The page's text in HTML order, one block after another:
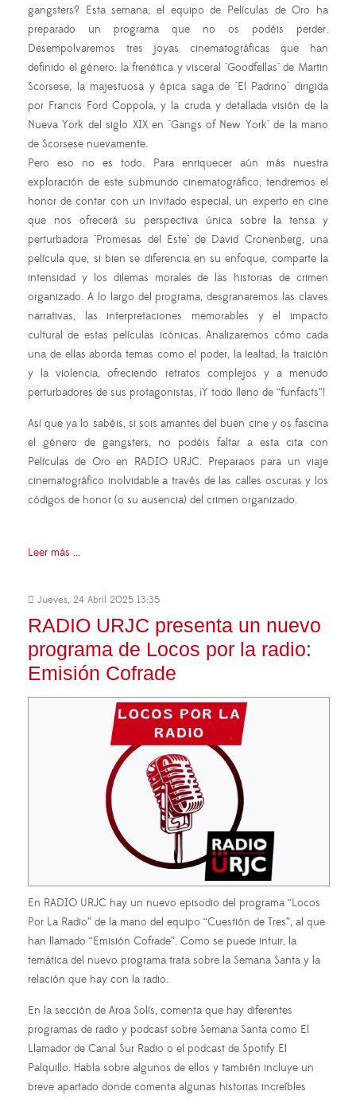
gangsters? Esta semana, el equipo de Películas de Oro ha
preparado un programa que no os podéis perder.
Desempolvaremos tres joyas cinematográficas que han
definido el género: la frenética y visceral "Goodfellas" de Martin
Scorsese, la majestuosa y épica saga de "El Padrino" dirigida
por Francis Ford Coppola, y la cruda y detallada visión de la
Nueva York del siglo XIX en "Gangs of New York" de la mano
de Scorsese nuevamente.
Pero eso no es todo. Para enriquecer aún más nuestra
exploración de este submundo cinematográfico, tendremos el
honor de contar con un invitado especial, un experto en cine
que nos ofrecerá su perspectiva única sobre la tensa y
perturbadora "Promesas del Este" de David Cronenberg, una
película que, si bien se diferencia en su enfoque, comparte la
intensidad y los dilemas morales de las historias de crimen
organizado. A lo largo del programa, desgranaremos las claves
narrativas, las interpretaciones memorables y el impacto
cultural de estas películas icónicas. Analizaremos cómo cada
una de ellas aborda temas como el poder, la lealtad, la traición
y la violencia, ofreciendo retratos complejos y a menudo
perturbadores de sus protagonistas, ¡Y todo lleno de “funfacts”!
Así que ya lo sabéis, si sois amantes del buen cine y os fascina
el género de gangsters, no podéis faltar a esta cita con
Películas de Oro en RADIO URJC. Preparaos para un viaje
cinematográfico inolvidable a través de las calles oscuras y los
códigos de honor (o su ausencia) del crimen organizado.
Leer más ...
Jueves, 24 Abril 2025 13:35
RADIO URJC presenta un nuevo
programa de Locos por la radio:
Emisión Cofrade
En RADIO URJC hay un nuevo episodio del programa “Locos
Por La Radio” de la mano del equipo “Cuestión de Tres”, al que
han llamado “Emisión Cofrade”. Como se puede intuir, la
temática del nuevo programa trata sobre la Semana Santa y la
relación que hay con la radio.
En la sección de Aroa Solís, comenta que hay diferentes
programas de radio y podcast sobre Semana Santa como El
Llamador de Canal Sur Radio o el podcast de Spotify El
Palquillo. Habla sobre algunos de ellos y también incluye un
breve apartado donde comenta algunas historias increíbles